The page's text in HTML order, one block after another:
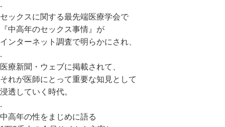
.
セックスに関する最先端医療学会で
『中高年のセックス事情』が
インターネット調査で明らかにされ、
.
医療新聞・ウェブに掲載されて、
それが医師にとって重要な知見として
浸透していく時代。
.
中高年の性をまじめに語る